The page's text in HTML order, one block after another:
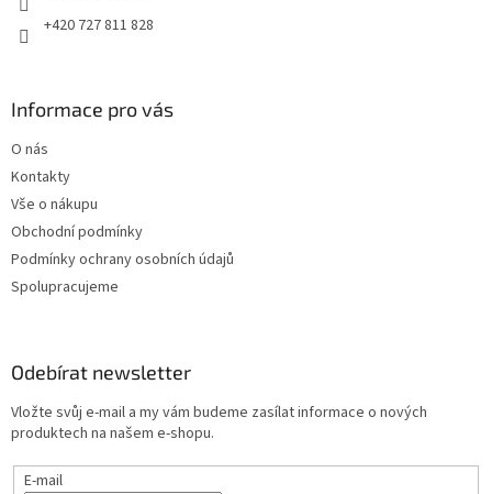
+420 727 811 828
Informace pro vás
O nás
Kontakty
Vše o nákupu
Obchodní podmínky
Podmínky ochrany osobních údajů
Spolupracujeme
Odebírat newsletter
Vložte svůj e-mail a my vám budeme zasílat informace o nových
produktech na našem e-shopu.
E-mail